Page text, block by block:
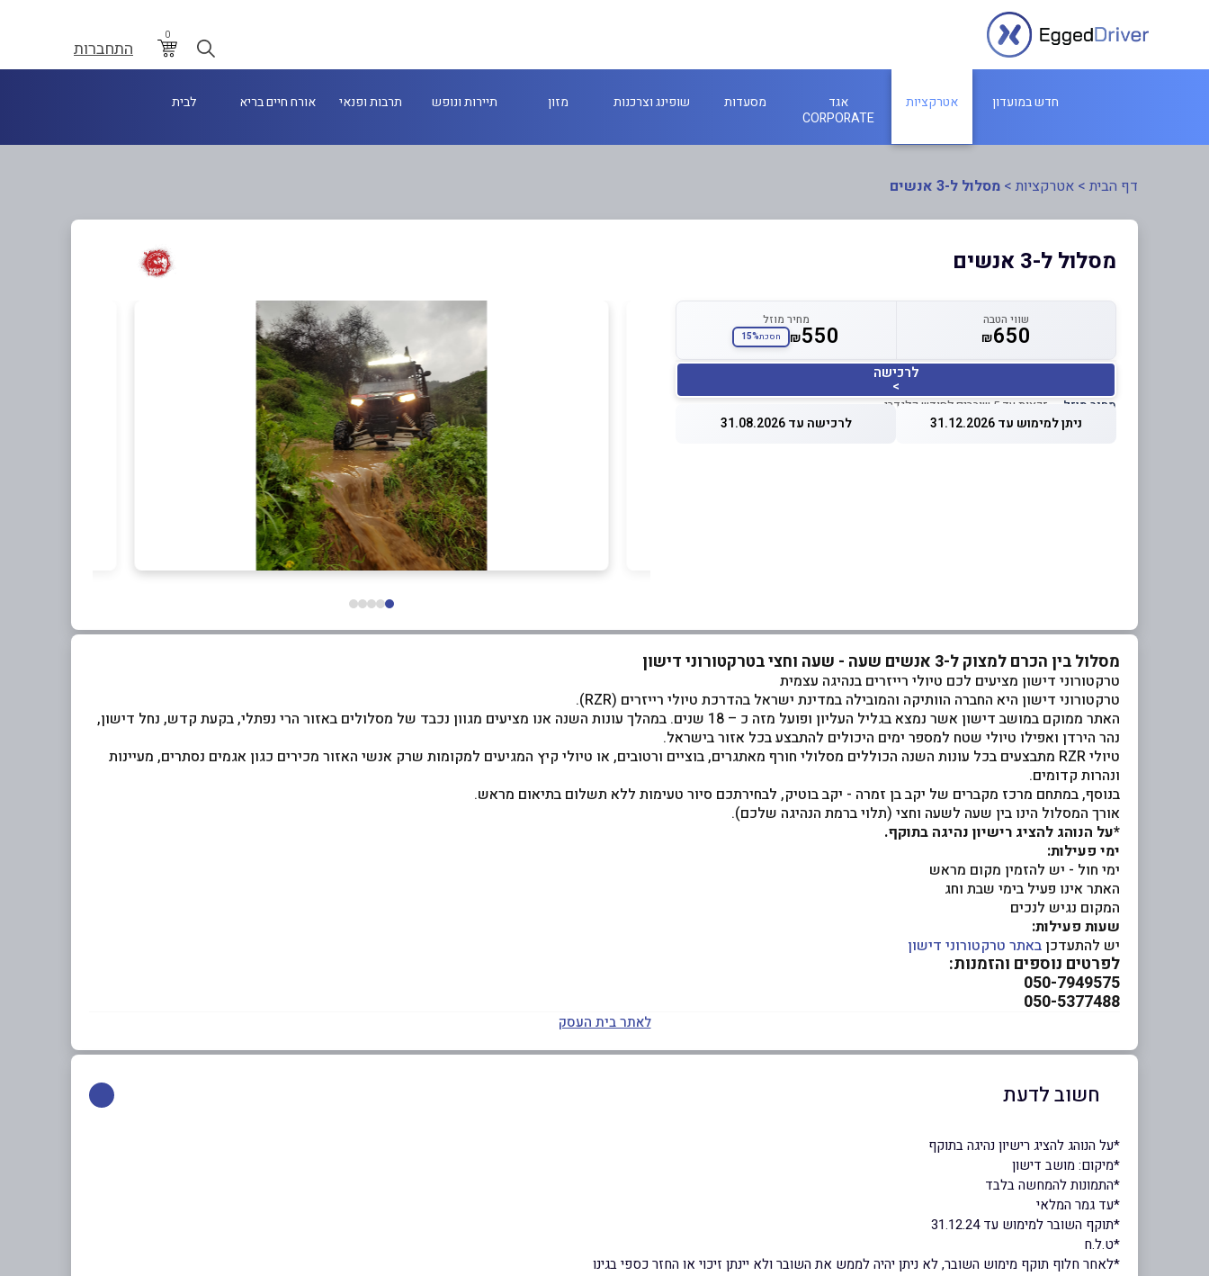
0
התחברות
חדש במועדון אטרקציות
אגד
CORPORATE
מסעדות שופינג וצרכנות מזון תיירות ונופש תרבות ופנאי אורח חיים בריא לבית
דף הבית > אטרקציות > מסלול ל-3 אנשים
מסלול ל-3 אנשים
שווי הטבה
₪650
מחיר מוזל
₪550 חסכת15%
לרכישה
>
מחיר מוזל — זכאות עד 5 שוברים לחודש קלנדרי
ניתן למימוש עד 31.12.2026 לרכישה עד 31.08.2026
מסלול בין הכרם למצוק ל-3 אנשים שעה - שעה וחצי בטרקטורוני דישון
טרקטורוני דישון מציעים לכם טיולי רייזרים בנהיגה עצמית
טרקטורוני דישון היא החברה הוותיקה והמובילה במדינת ישראל בהדרכת טיולי רייזרים (RZR).
האתר ממוקם במושב דישון אשר נמצא בגליל העליון ופועל מזה כ – 18 שנים. במהלך עונות השנה אנו מציעים מגוון נכבד של מסלולים באזור הרי נפתלי, בקעת קדש, נחל דישון,
נהר הירדן ואפילו טיולי שטח למספר ימים היכולים להתבצע בכל אזור בישראל.
טיולי RZR מתבצעים בכל עונות השנה הכוללים מסלולי חורף מאתגרים, בוציים ורטובים, או טיולי קיץ המגיעים למקומות שרק אנשי האזור מכירים כגון אגמים נסתרים, מעיינות
ונהרות קדומים.
בנוסף, במתחם מרכז מקברים של יקב בן זמרה - יקב בוטיק, לבחירתכם סיור טעימות ללא תשלום בתיאום מראש.
אורך המסלול הינו בין שעה לשעה וחצי (תלוי ברמת הנהיגה שלכם).
*על הנוהג להציג רישיון נהיגה בתוקף.
ימי פעילות:
ימי חול - יש להזמין מקום מראש
האתר אינו פעיל בימי שבת וחג
המקום נגיש לנכים
שעות פעילות:
יש להתעדכן באתר טרקטורוני דישון
לפרטים נוספים והזמנות:
050-7949575
050-5377488
לאתר בית העסק
חשוב לדעת
*על הנוהג להציג רישיון נהיגה בתוקף
*מיקום: מושב דישון
ָ*התמונות להמחשה בלבד
*עד גמר המלאי
*תוקף השובר למימוש עד 31.12.24
*ט.ל.ח
*לאחר חלוף תוקף מימוש השובר, לא ניתן יהיה לממש את השובר ולא יינתן זיכוי או החזר כספי בגינו